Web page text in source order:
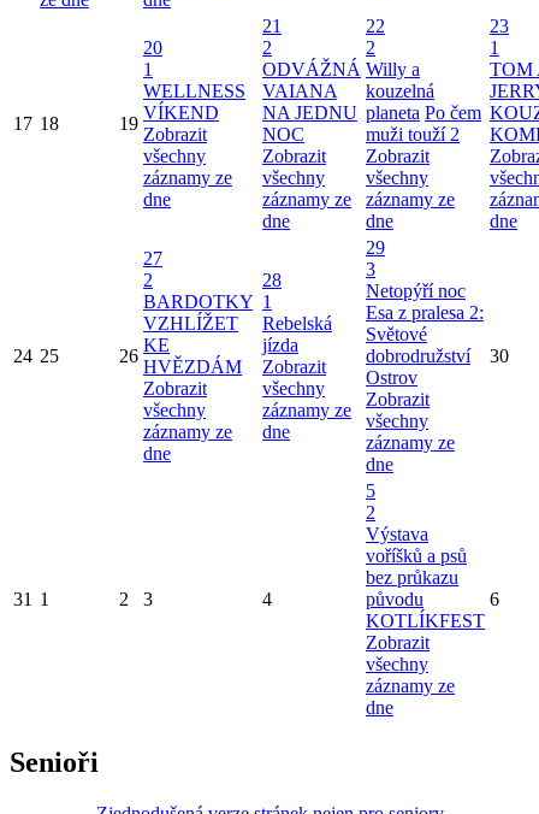
17 18 19
20
1
WELLNESS
VÍKEND
Zobrazit
všechny
záznamy ze
dne
21
2
ODVÁŽNÁ
VAIANA
NA JEDNU
NOC
Zobrazit
všechny
záznamy ze
dne
22
2
Willy a
kouzelná
planeta Po čem
muži touží 2
Zobrazit
všechny
záznamy ze
dne
23
1
TOM
dne
24 25 26
27
2
BARDOTKY
VZHLÍŽET
KE
HVĚZDÁM
Zobrazit
všechny
záznamy ze
dne
28
1
Rebelská
jízda
Zobrazit
všechny
záznamy ze
dne
29
3
Netopýří noc
Esa z pralesa 2:
Světové
dobrodružství
Ostrov
Zobrazit
všechny
záznamy ze
dne
30
31 1 2 3 4
5
2
Výstava
voříšků a psů
bez průkazu
původu
KOTLÍKFEST
Zobrazit
všechny
záznamy ze
dne
6
Senioři